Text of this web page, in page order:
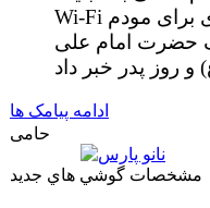
Wi-Fi و ۳۳ درصدی برای مودم USB وایمکس خود به
حضرت امام علی
ادامه پیامک ها
حامی
مشخصات گوشي هاي جديد